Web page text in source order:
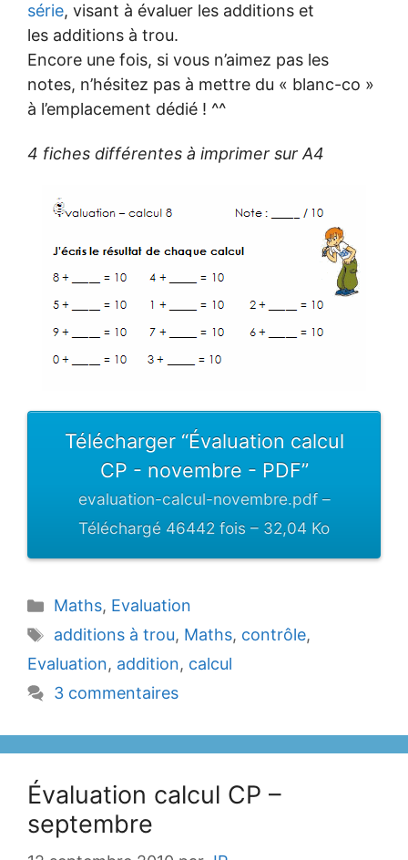
série, visant à évaluer les additions et
les additions à trou.
Encore une fois, si vous n’aimez pas les
notes, n’hésitez pas à mettre du « blanc-co »
à l’emplacement dédié ! ^^
4 fiches différentes à imprimer sur A4
Télécharger “Évaluation calcul
CP - novembre - PDF”
evaluation-calcul-novembre.pdf –
Téléchargé 46442 fois – 32,04 Ko
Catégories
Maths, Evaluation
Étiquettes
additions à trou, Maths, contrôle,
Evaluation, addition, calcul
3 commentaires
Évaluation calcul CP –
septembre